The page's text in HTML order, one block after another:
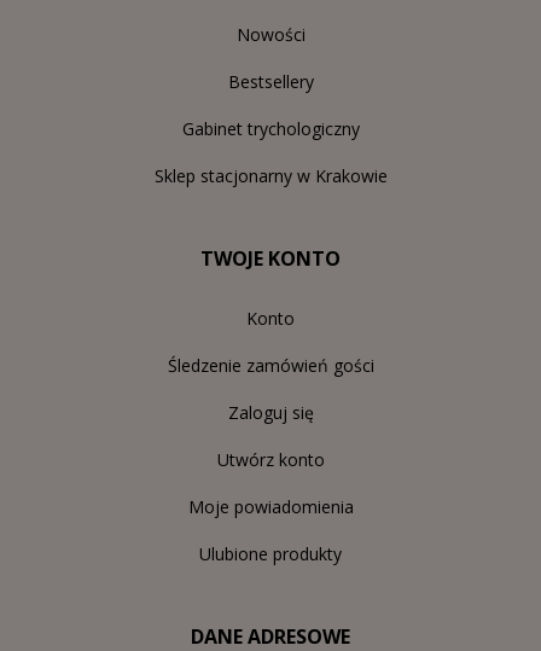
Nowości
Bestsellery
Gabinet trychologiczny
Sklep stacjonarny w Krakowie
TWOJE KONTO
Konto
Śledzenie zamówień gości
Zaloguj się
Utwórz konto
Moje powiadomienia
Ulubione produkty
DANE ADRESOWE